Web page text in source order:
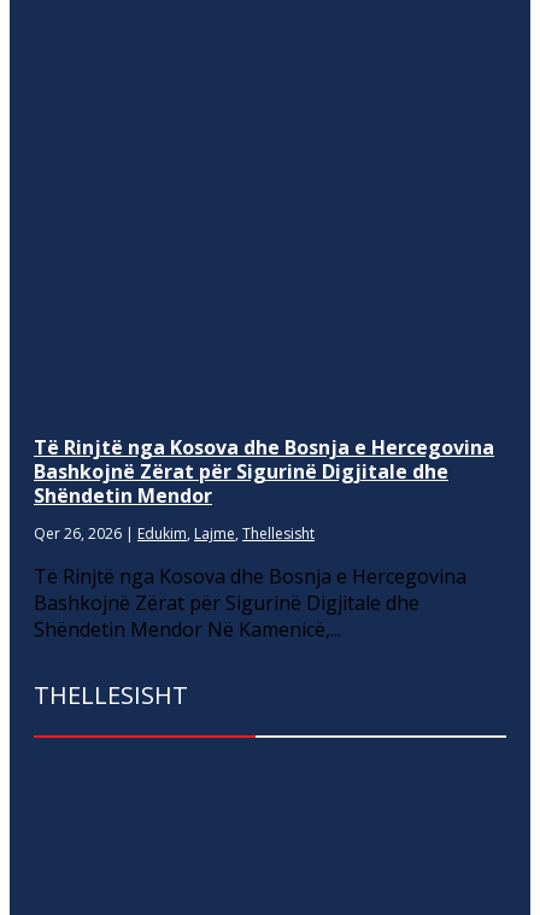
Të Rinjtë nga Kosova dhe Bosnja e Hercegovina
Bashkojnë Zërat për Sigurinë Digjitale dhe
Shëndetin Mendor
Qer 26, 2026 | Edukim, Lajme, Thellesisht
Të Rinjtë nga Kosova dhe Bosnja e Hercegovina
Bashkojnë Zërat për Sigurinë Digjitale dhe
Shëndetin Mendor Në Kamenicë,...
THELLESISHT